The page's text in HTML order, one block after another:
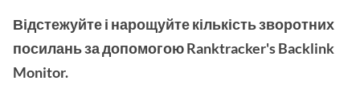
Відстежуйте і нарощуйте кількість зворотних
посилань за допомогою Ranktracker's Backlink
Monitor.